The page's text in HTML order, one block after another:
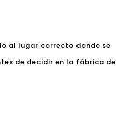
al lugar correcto donde se
de decidir en la fábrica de